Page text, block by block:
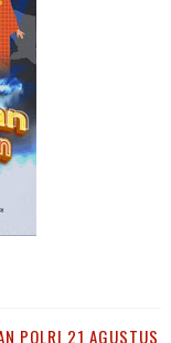
POLRI 21 AGUSTUS